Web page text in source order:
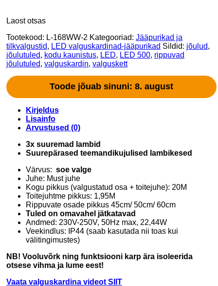
Laost otsas
Tootekood: L-168WW-2 Kategooriad: Jääpurikad ja
tilkvalgustid, LED valguskardinad-jääpurikad Sildid: jõulud,
jõulutuled, kodu kaunistus, LED, LED 500, rippuvad
jõulutuled, valguskardin, valguskett
Toode jõuab sinuni: 8. august
Kirjeldus
Lisainfo
Arvustused (0)
3x suuremad lambid
Suurepärased teemandikujulised lambikesed
Värvus: soe valge
Juhe: Must juhe
Kogu pikkus (valgustatud osa + toitejuhe): 20M
Toitejuhtme pikkus: 1,95M
Rippuvate osade pikkus 45cm/ 50cm/ 60cm
Tuled on omavahel jätkatavad
Andmed: 230V-250V, 50Hz max, 22,44W
Veekindlus: IP44 (saab kasutada nii toas kui
välitingimustes)
NB! Vooluvõrk ning funktsiooni karp ära isoleerida
otsese vihma ja lume eest!
Vaata valguskardina videot SIIT